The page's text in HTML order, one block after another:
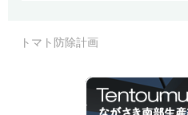
トマト防除計画